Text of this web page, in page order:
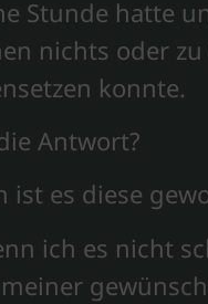
Stunde hatte
nichts oder
konnte.
Antwort?
ist es diese
ich es nicht